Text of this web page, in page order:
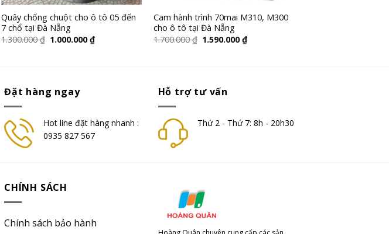
Quây chống chuột cho ô tô 05 đến
7 chổ tại Đà Nẵng
1.300.000₫ 1.000.000₫
Cam hành trình 70mai M310, M300
cho ô tô tại Đà Nẵng
1.700.000₫ 1.590.000₫
Đặt hàng ngay
Hot line đặt hàng nhanh :
0935 827 567
Hỗ trợ tư vấn
Thứ 2 - Thứ 7: 8h - 20h30
CHÍNH SÁCH
Chính sách bảo hành